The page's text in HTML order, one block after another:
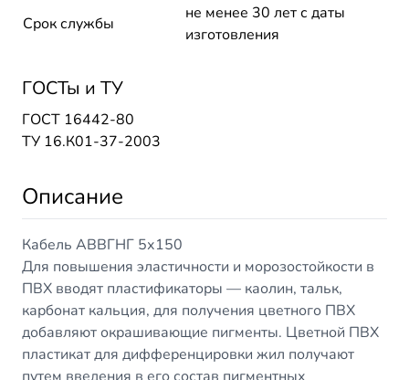
Срок службы
не менее 30 лет с даты
изготовления
ГОСТы и ТУ
ГОСТ 16442-80
ТУ 16.К01-37-2003
Описание
Кабель АВВГНГ 5х150
Для повышения эластичности и морозостойкости в
ПВХ вводят пластификаторы — каолин, тальк,
карбонат кальция, для получения цветного ПВХ
добавляют окрашивающие пигменты. Цветной ПВХ
пластикат для дифференцировки жил получают